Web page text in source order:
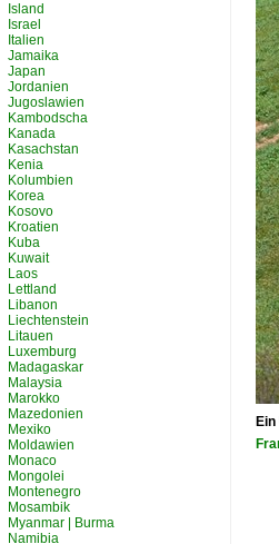
Island
Israel
Italien
Jamaika
Japan
Jordanien
Jugoslawien
Kambodscha
Kanada
Kasachstan
Kenia
Kolumbien
Korea
Kosovo
Kroatien
Kuba
Kuwait
Laos
Lettland
Libanon
Liechtenstein
Litauen
Luxemburg
Madagaskar
Malaysia
Marokko
Mazedonien
Mexiko
Moldawien
Monaco
Mongolei
Montenegro
Mosambik
Myanmar | Burma
Namibia